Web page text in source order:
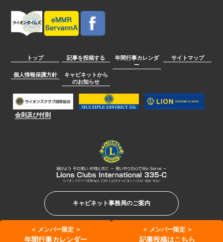
＜ メンバー限定 ＞
年間行事カレンダー
＜ メンバー限定 ＞
記事投稿はこちら
トップ 記事を投稿する
年間行事カレンダ
ー
サイトマップ
個人情報保護方針
キャビネットから
のお知らせ
会則及び付則
キャビネット事務局のご案内
Copyright (C) LIONS CLUBS INTERNATIONAL DISTRICT 335-C. All Rights Reserved.